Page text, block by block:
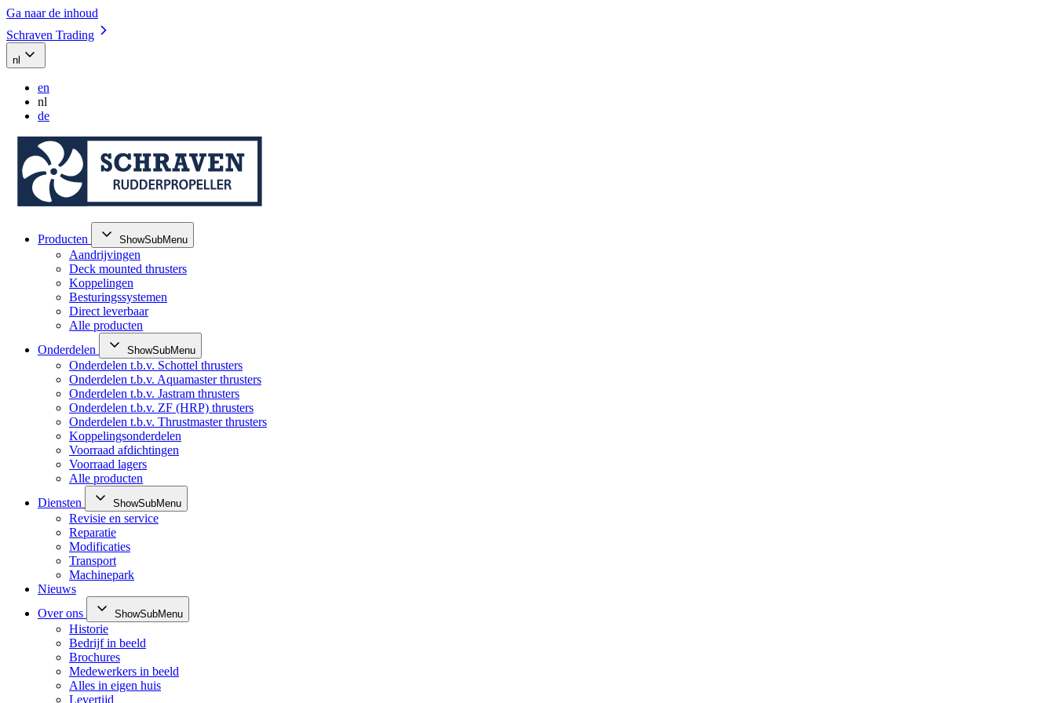
Ga naar de inhoud
Schraven Trading
nl
en
nl
de
Producten ShowSubMenu
Aandrijvingen
Deck mounted thrusters
Koppelingen
Besturingssystemen
Direct leverbaar
Alle producten
Onderdelen
ShowSubMenu
Onderdelen t.b.v. Schottel thrusters
Onderdelen t.b.v. Aquamaster thrusters
Onderdelen t.b.v. Jastram thrusters
Onderdelen t.b.v. ZF (HRP) thrusters
Onderdelen t.b.v. Thrustmaster thrusters
Koppelingsonderdelen
Voorraad afdichtingen
Voorraad lagers
Alle producten
Diensten
ShowSubMenu
Revisie en service
Reparatie
Modificaties
Transport
Machinepark
Nieuws
Over ons
ShowSubMenu
Historie
Bedrijf in beeld
Brochures
Medewerkers in beeld
Alles in eigen huis
Levertijd